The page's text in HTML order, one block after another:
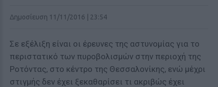
Δημοσίευση 11/11/2016 | 23:54
Σε εξέλιξη είναι οι έρευνες της αστυνομίας για το
περιστατικό των πυροβολισμών στην περιοχή της
Ροτόντας, στο κέντρο της Θεσσαλονίκης, ενώ μέχρι
στιγμής δεν έχει ξεκαθαρίσει τι ακριβώς έχει